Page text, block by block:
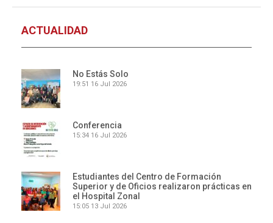
ACTUALIDAD
No Estás Solo
19:51 16 Jul 2026
Conferencia
15:34 16 Jul 2026
Estudiantes del Centro de Formación
Superior y de Oficios realizaron prácticas en
el Hospital Zonal
15:05 13 Jul 2026